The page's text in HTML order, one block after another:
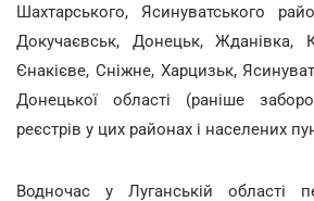
Шахтарського, Ясинуватського
Докучаєвськ, Донецьк, Жданівка,
Єнакієве, Сніжне, Харцизьк,
Донецької області (раніше
реєстрів у цих районах і населених
Водночас у Луганській області